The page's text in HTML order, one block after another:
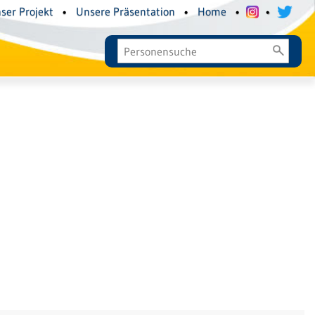
Projekt • Unsere Präsentation • Home • •